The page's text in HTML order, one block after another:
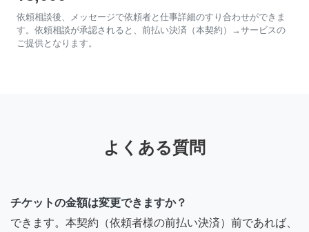
依頼相談後、メッセージで依頼者と仕事詳細のすり合わせができま
す。依頼相談が承認されると、前払い決済（本契約）→サービスの
ご提供となります。
よくある質問
チケットの金額は変更できますか？
できます。本契約（依頼者様の前払い決済）前であれば、